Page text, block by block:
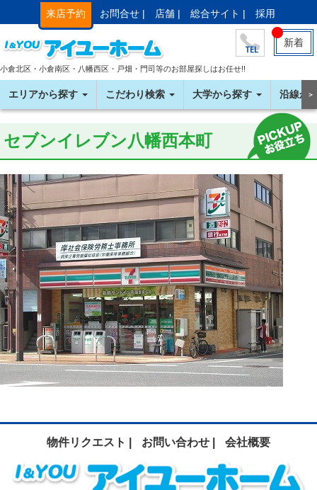
来店予約 お問合せ | 店舗 | 総合サイト | 採用
新着
小倉北区・小倉南区・八幡西区・戸畑・門司等のお部屋探しはお任せ!!
エリアから探す こだわり検索 大学から探す 沿線か＞
セブンイレブン八幡西本町
物件リクエスト | お問い合わせ | 会社概要